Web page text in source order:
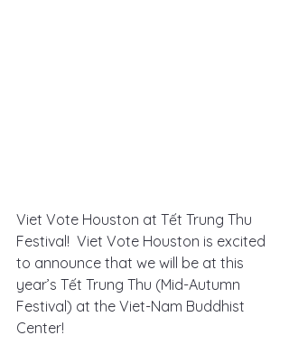
Viet Vote Houston at Tết Trung Thu
Festival!  Viet Vote Houston is excited
to announce that we will be at this
year’s Tết Trung Thu (Mid-Autumn
Festival) at the Viet-Nam Buddhist
Center!